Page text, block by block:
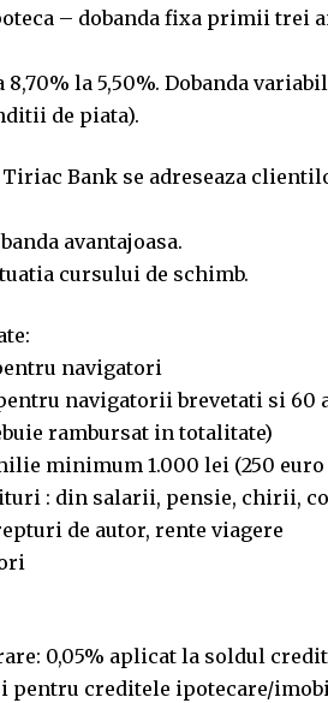
– dobanda fixa primii trei
8,70% la 5,50%. Dobanda
de piata).
Bank se adreseaza
avantajoasa.
cursului de schimb.
navigatori
navigatorii brevetati si
rambursat in totalitate)
minimum 1.000 lei (250
: din salarii, pensie, chirii,
de autor, rente viagere
0,05% aplicat la soldul
pentru creditele ipotecare/